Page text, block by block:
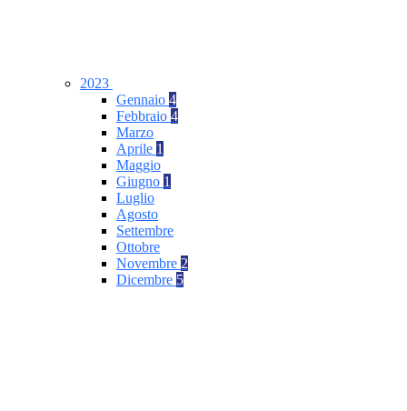
2023
Gennaio 4
Febbraio 4
Marzo
Aprile 1
Maggio
Giugno 1
Luglio
Agosto
Settembre
Ottobre
Novembre 2
Dicembre 5